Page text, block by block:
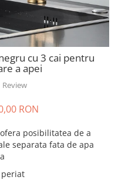
cu 3 cai pentru
a apei
Review
RON
posibilitatea de a
separata fata de apa